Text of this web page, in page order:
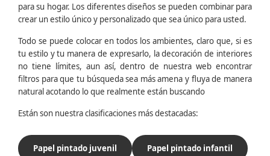
para su hogar. Los diferentes diseños se pueden combinar para
crear un estilo único y personalizado que sea único para usted.
Todo se puede colocar en todos los ambientes, claro que, si es
tu estilo y tu manera de expresarlo, la decoración de interiores
no tiene límites, aun así, dentro de nuestra web encontrar
filtros para que tu búsqueda sea más amena y fluya de manera
natural acotando lo que realmente están buscando
Están son nuestra clasificaciones más destacadas:
Papel pintado juvenil Papel pintado infantil